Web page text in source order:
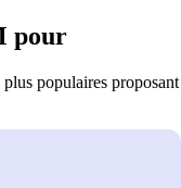
pour
populaires proposant